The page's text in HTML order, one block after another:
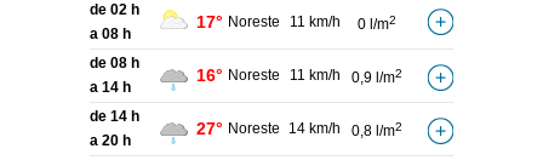
de 02 h
a 08 h
17° Noreste 11 km/h 0 l/m2
de 08 h
a 14 h
16° Noreste 11 km/h 0,9 l/m2
de 14 h
a 20 h
27° Noreste 14 km/h 0,8 l/m2